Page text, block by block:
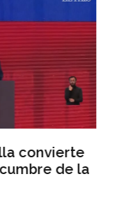
jura ante
da su primer